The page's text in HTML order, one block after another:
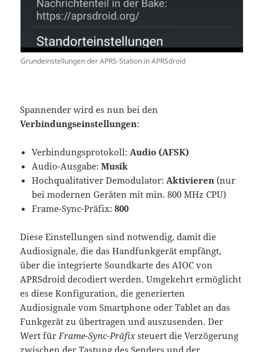
Grundeinstellungen der APRS-Station in APRSdroid
Spannender wird es nun bei den
Verbindungseinstellungen:
Verbindungsprotokoll: Audio (AFSK)
Audio-Ausgabe:Musik
Hochqualitativer Demodulator: Aktivieren (nur
bei modernen Geräten mit min. 800 MHz CPU)
Frame-Sync-Präfix:800
Diese Einstellungen sind notwendig, damit die
Audiosignale, die das Handfunkgerät empfängt,
über die integrierte Soundkarte des AIOC von
APRSdroid decodiert werden. Umgekehrt ermöglicht
es diese Konfiguration, die generierten
Audiosignale vom Smartphone oder Tablet an das
Funkgerät zu übertragen und auszusenden. Der
Wert für Frame-Sync-Präfixsteuert die Verzögerung
zwischen der Tastung des Senders und der